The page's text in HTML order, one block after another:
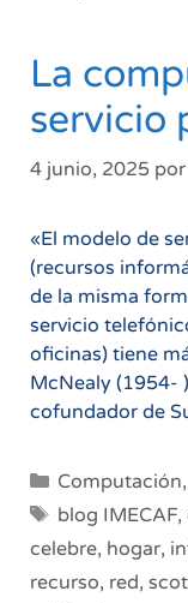
La
servicio
4 junio, 2025 por
«El modelo de
(recursos
de la misma
servicio
oficinas) tiene
McNealy (1954-
cofundador de
Categorías
Computación,
Etiquetas
blog IMECAF,
celebre, hogar,
recurso, red,